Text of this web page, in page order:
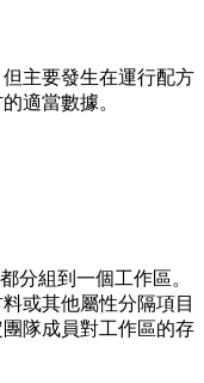
主要發生在運行配方
適當數據。
分組到一個工作區。
或其他屬性分隔項目
隊成員對工作區的存